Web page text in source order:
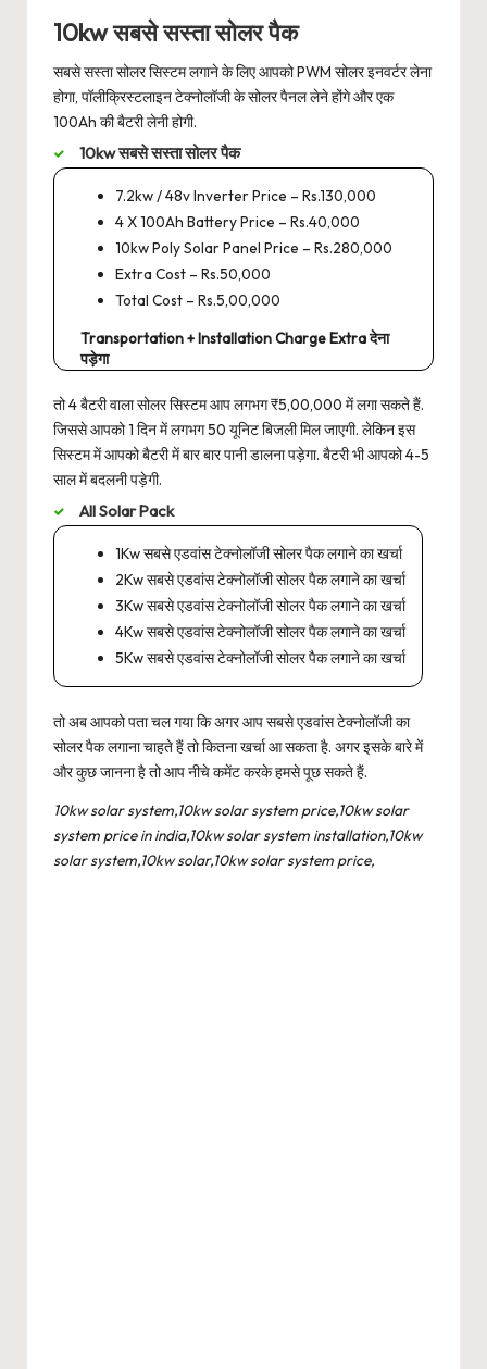
10kw सबसे सस्ता सोलर पैक
सबसे सस्ता सोलर सिस्टम लगाने के लिए आपको PWM सोलर इनवर्टर लेना
होगा, पॉलीक्रिस्टलाइन टेक्नोलॉजी के सोलर पैनल लेने होंगे और एक
100Ah की बैटरी लेनी होगी.
10kw सबसे सस्ता सोलर पैक
7.2kw / 48v Inverter Price – Rs.130,000
4 X 100Ah Battery Price – Rs.40,000
10kw Poly Solar Panel Price – Rs.280,000
Extra Cost – Rs.50,000
Total Cost – Rs.5,00,000
Transportation + Installation Charge Extra देना
पड़ेगा
तो 4 बैटरी वाला सोलर सिस्टम आप लगभग ₹5,00,000 में लगा सकते हैं.
जिससे आपको 1 दिन में लगभग 50 यूनिट बिजली मिल जाएगी. लेकिन इस
सिस्टम में आपको बैटरी में बार बार पानी डालना पड़ेगा. बैटरी भी आपको 4-5
साल में बदलनी पड़ेगी.
All Solar Pack
1Kw सबसे एडवांस टेक्नोलॉजी सोलर पैक लगाने का खर्चा
2Kw सबसे एडवांस टेक्नोलॉजी सोलर पैक लगाने का खर्चा
3Kw सबसे एडवांस टेक्नोलॉजी सोलर पैक लगाने का खर्चा
4Kw सबसे एडवांस टेक्नोलॉजी सोलर पैक लगाने का खर्चा
5Kw सबसे एडवांस टेक्नोलॉजी सोलर पैक लगाने का खर्चा
तो अब आपको पता चल गया कि अगर आप सबसे एडवांस टेक्नोलॉजी का
सोलर पैक लगाना चाहते हैं तो कितना खर्चा आ सकता है. अगर इसके बारे में
और कुछ जानना है तो आप नीचे कमेंट करके हमसे पूछ सकते हैं.
10kw solar system,10kw solar system price,10kw solar
system price in india,10kw solar system installation,10kw
solar system,10kw solar,10kw solar system price,